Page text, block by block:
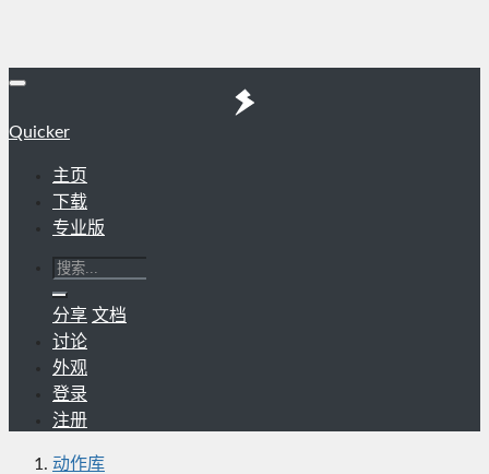
Quicker
主页
下载
专业版
分享 文档
讨论
外观
登录
注册
动作库